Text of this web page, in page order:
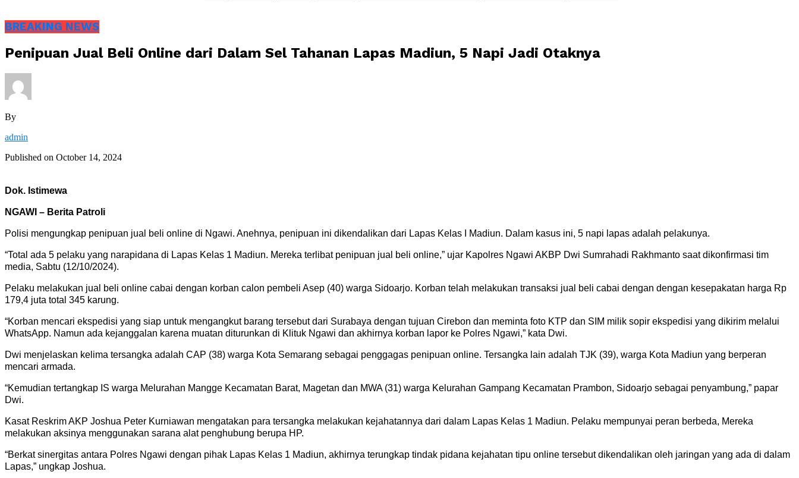
BREAKING NEWS
Penipuan Jual Beli Online dari Dalam Sel Tahanan Lapas Madiun, 5 Napi Jadi Otaknya
By
admin
Published on October 14, 2024
Dok. Istimewa
NGAWI – Berita Patroli
Polisi mengungkap penipuan jual beli online di Ngawi. Anehnya, penipuan ini dikendalikan dari Lapas Kelas I Madiun. Dalam kasus ini, 5 napi lapas adalah pelakunya.
“Total ada 5 pelaku yang narapidana di Lapas Kelas 1 Madiun. Mereka terlibat penipuan jual beli online,” ujar Kapolres Ngawi AKBP Dwi Sumrahadi Rakhmanto saat dikonfirmasi tim
media, Sabtu (12/10/2024).
Pelaku melakukan jual beli online cabai dengan korban calon pembeli Asep (40) warga Sidoarjo. Korban telah melakukan transaksi jual beli cabai dengan dengan kesepakatan harga Rp
179,4 juta total 345 karung.
“Korban mencari ekspedisi yang siap untuk mengangkut barang tersebut dari Surabaya dengan tujuan Cirebon dan meminta foto KTP dan SIM milik sopir ekspedisi yang dikirim melalui
WhatsApp. Namun ada kejanggalan karena muatan diturunkan di Klituk Ngawi dan akhirnya korban lapor ke Polres Ngawi,” kata Dwi.
Dwi menjelaskan kelima tersangka adalah CAP (38) warga Kota Semarang sebagai penggagas penipuan online. Tersangka lain adalah TJK (39), warga Kota Madiun yang berperan
mencari armada.
“Kemudian tertangkap IS warga Melurahan Mangge Kecamatan Barat, Magetan dan MWA (31) warga Kelurahan Gampang Kecamatan Prambon, Sidoarjo sebagai penyambung,” papar
Dwi.
Kasat Reskrim AKP Joshua Peter Kurniawan mengatakan para tersangka melakukan kejahatannya dari dalam Lapas Kelas 1 Madiun. Pelaku mempunyai peran berbeda, Mereka
melakukan aksinya menggunakan sarana alat penghubung berupa HP.
“Berkat sinergitas antara Polres Ngawi dengan pihak Lapas Kelas 1 Madiun, akhirnya terungkap tindak pidana kejahatan tipu online tersebut dikendalikan oleh jaringan yang ada di dalam
Lapas,” ungkap Joshua.